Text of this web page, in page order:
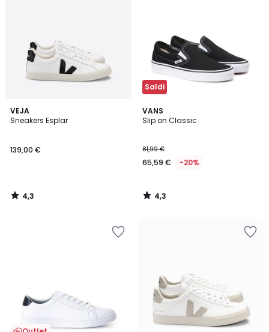
VEJA
Sneakers Esplar
139,00 €
4,3
/ 5
4,3
/
Saldi
VANS
Slip on Classic
81,99 €
65,59 € -20%
4,3
/ 5
4,3
/